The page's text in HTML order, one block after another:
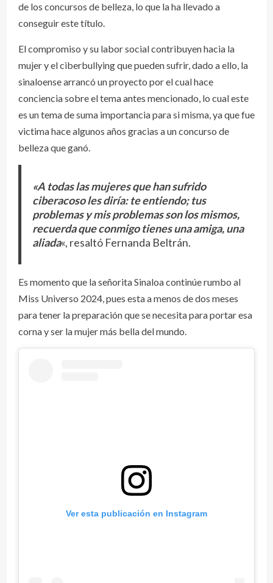
de los concursos de belleza, lo que la ha llevado a
conseguir este título.
El compromiso y su labor social contribuyen hacia la
mujer y el ciberbullying que pueden sufrir, dado a ello, la
sinaloense arrancó un proyecto por el cual hace
conciencia sobre el tema antes mencionado, lo cual este
es un tema de suma importancia para si misma, ya que fue
victima hace algunos años gracias a un concurso de
belleza que ganó.
«A todas las mujeres que han sufrido
ciberacoso les diría: te entiendo; tus
problemas y mis problemas son los mismos,
recuerda que conmigo tienes una amiga, una
aliada«, resaltó Fernanda Beltrán.
Es momento que la señorita Sinaloa continúe rumbo al
Miss Universo 2024, pues esta a menos de dos meses
para tener la preparación que se necesita para portar esa
corna y ser la mujer más bella del mundo.
Ver esta publicación en Instagram